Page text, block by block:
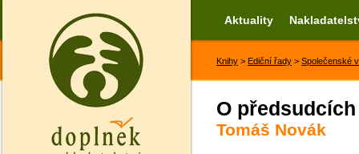
Aktuality
Knihy > Ediční řady > Společenské
O předsudcích
Tomáš Novák